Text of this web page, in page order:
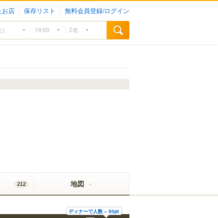
お店 保存リスト 無料会員登録/ログイン
212 地図
ディナーで人数 × 50pt